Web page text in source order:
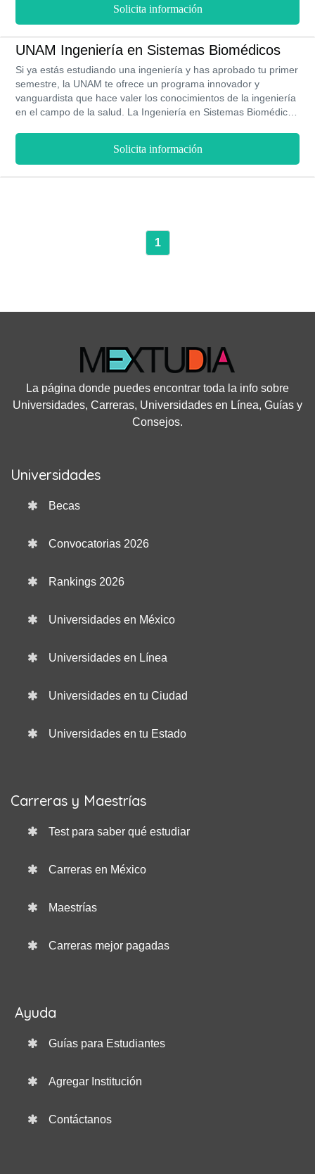
están sujetos a una obligatoriedad por parte del estudiante. Su
Plan de Estudio y la malla curricular que lo sustenta, está
considerado como el mejor de todas las universidades
mexicanas y consta de 10 semestres, que se imparten en la
modalidad escolarizada.
Solicita información
UNAM Ingeniería en Sistemas Biomédicos
Si ya estás estudiando una ingeniería y has aprobado tu primer
semestre, la UNAM te ofrece un programa innovador y
vanguardista que hace valer los conocimientos de la ingeniería
en el campo de la salud. La Ingeniería en Sistemas Biomédicos
oportunidad profesional porque, además de ser una carrera
con un campo laboral amplio, podrás percibir un sueldo inicial
Solicita información
1
La página donde puedes encontrar toda la info sobre
Universidades, Carreras, Universidades en Línea, Guías y
Consejos.
Universidades
Becas
Convocatorias 2026
Rankings 2026
Universidades en México
Universidades en Línea
Universidades en tu Ciudad
Universidades en tu Estado
Carreras y Maestrías
Test para saber qué estudiar
Carreras en México
Maestrías
Carreras mejor pagadas
Ayuda
Guías para Estudiantes
Agregar Institución
Contáctanos